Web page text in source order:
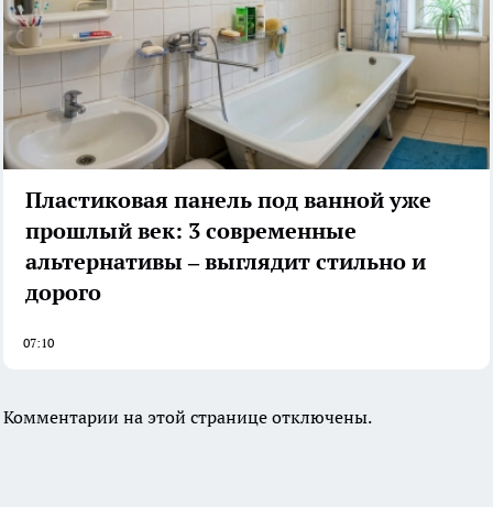
Пластиковая панель под ванной уже
прошлый век: 3 современные
альтернативы – выглядит стильно и
дорого
07:10
Комментарии на этой странице отключены.